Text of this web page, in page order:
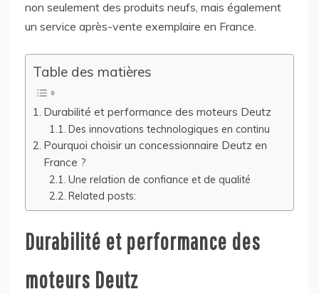
non seulement des produits neufs, mais également
un service après-vente exemplaire en France.
Table des matières
Durabilité et performance des moteurs Deutz
Des innovations technologiques en continu
Pourquoi choisir un concessionnaire Deutz en
France ?
Une relation de confiance et de qualité
Related posts:
Durabilité et performance des
moteurs Deutz